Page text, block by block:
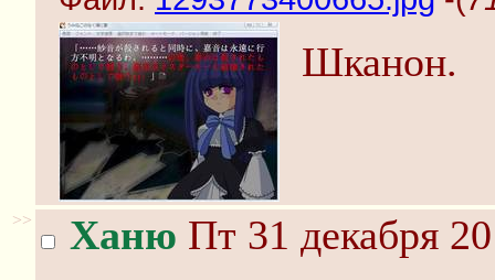
Шканон.
>> Ханю Пт 31 декабря